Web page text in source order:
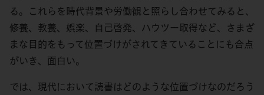
る。これらを時代背景や労働観と照らし合わせてみると、
修養、教養、娯楽、自己啓発、ハウツー取得など、さまざ
まな目的をもって位置づけがされてきていることにも合点
がいき、面白い。
では、現代において読書はどのような位置づけなのだろう